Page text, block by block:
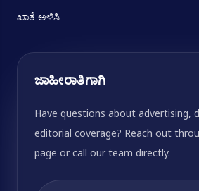
ಖಾತೆ ಅಳಿಸಿ
ಜಾಹೀರಾತಿಗಾಗಿ
Have questions about advertising,
editorial coverage? Reach out
page or call our team directly.